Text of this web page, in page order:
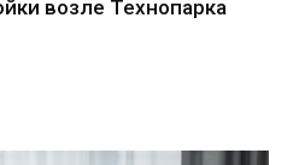
возле Технопарка